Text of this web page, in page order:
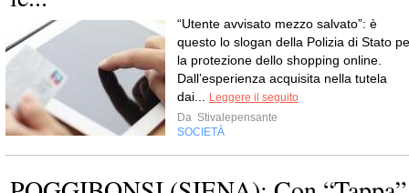
“Utente avvisato mezzo salvato”: è
questo lo slogan della Polizia di Stato
la protezione dello shopping online.
Dall’esperienza acquisita nella tutela
dai...
Leggere il seguito
Da Stivalepensante
SOCIETÀ